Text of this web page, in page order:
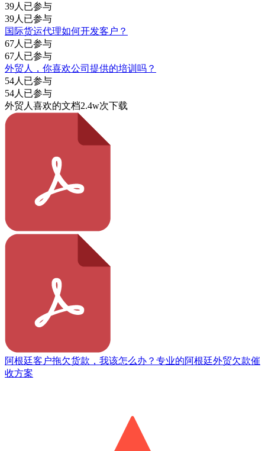
39人已参与
39人已参与
国际货运代理如何开发客户？
67人已参与
67人已参与
外贸人，你喜欢公司提供的培训吗？
54人已参与
54人已参与
外贸人喜欢的文档2.4w次下载
阿根廷客户拖欠货款，我该怎么办？专业的阿根廷外贸欠款催
收方案